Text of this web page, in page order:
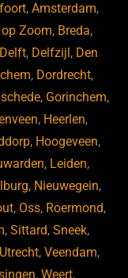
,Amsterdam,
Zoom, Breda,
Delft, Delfzijl, Den
, Dordrecht,
, Gorinchem,
, Heerlen,
, Hoogeveen,
, Leiden,
, Nieuwegein,
, Oss, Roermond,
, Sittard, Sneek,
Utrecht,Veendam,
,Weert,